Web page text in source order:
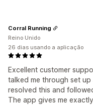
Excellent customer
talked me through set
resolved this and
The app gives me
Corral Running
Reino Unido
26 dias usando a aplicação